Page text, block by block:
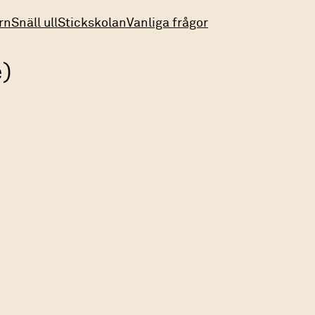
Snäll ullStickskolanVanliga frågor